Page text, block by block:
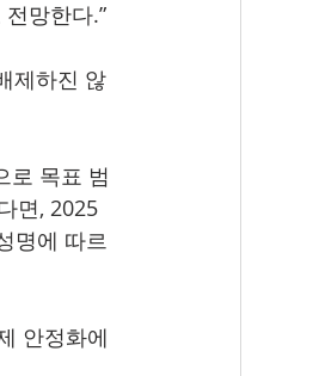
망한다.”
제하진 않
로 목표 범
면, 2025
명에 따르
안정화에